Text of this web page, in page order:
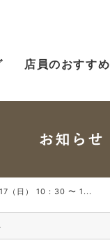
店員のおすすめ
（日） 10：30 〜 1...